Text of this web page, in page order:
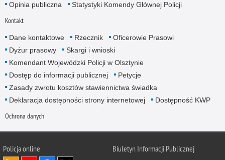
Opinia publiczna
Statystyki Komendy Głównej Policji
Kontakt
Dane kontaktowe Rzecznik
Oficerowie Prasowi
Dyżur prasowy
Skargi i wnioski
Komendant Wojewódzki Policji w Olsztynie
Dostęp do informacji publicznej
Petycje
Zasady zwrotu kosztów stawiennictwa świadka
Deklaracja dostępności strony internetowej
Dostępność KWP
Ochrona danych
Policja online Biuletyn Informacji Publicznej